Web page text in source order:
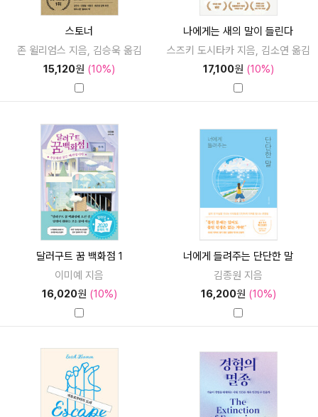
스토너
존 윌리엄스 지음, 김승욱 옮김
15,120원 (10%)
나에게는 새의 말이 들린다
스즈키 도시타카 지음, 김소연 옮김
17,100원 (10%)
달러구트 꿈 백화점 1
이미예 지음
16,020원 (10%)
너에게 들려주는 단단한 말
김종원 지음
16,200원 (10%)